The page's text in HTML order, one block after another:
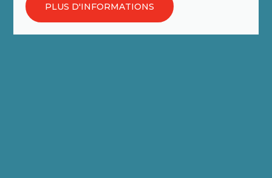
PLUS D'INFORMATIONS